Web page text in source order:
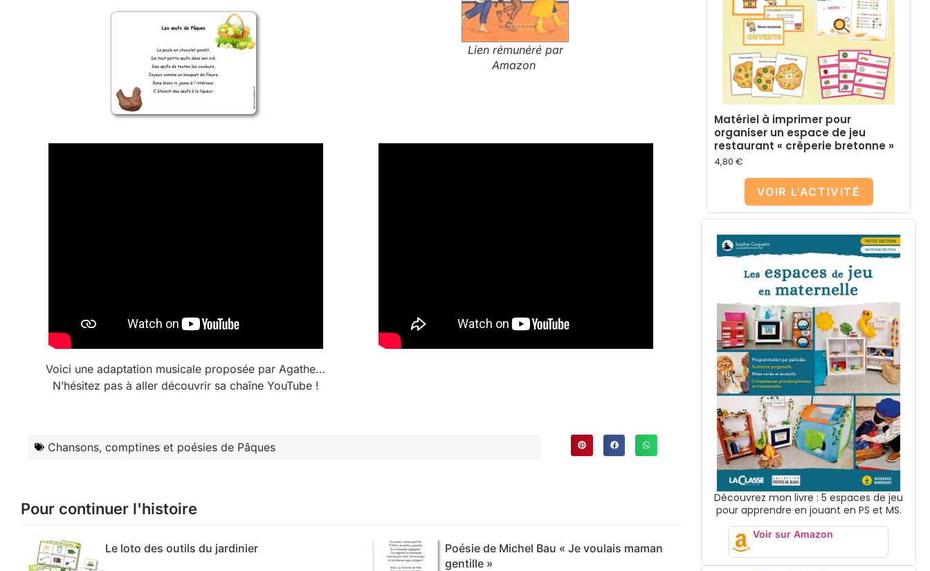
Lien rémunéré par
Amazon
Voici une adaptation musicale proposée par Agathe…
N’hésitez pas à aller découvrir sa chaîne YouTube !
Chansons, comptines et poésies de Pâques
Pour continuer l'histoire
Le loto des outils du jardinier
Poésie de Michel Bau « Je voulais maman
gentille »
Matériel à imprimer pour
organiser un espace de jeu
restaurant « crêperie bretonne »
4,80 €
VOIR L'ACTIVITÉ
Découvrez mon livre : 5 espaces de jeu
pour apprendre en jouant en PS et MS.
Voir sur Amazon